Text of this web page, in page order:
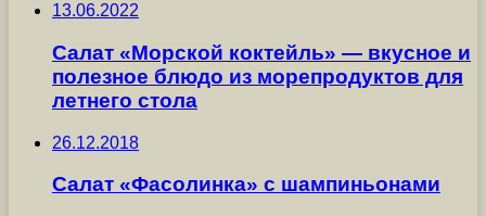
13.06.2022
Салат «Морской коктейль» — вкусное и
полезное блюдо из морепродуктов для
летнего стола
26.12.2018
Салат «Фасолинка» с шампиньонами